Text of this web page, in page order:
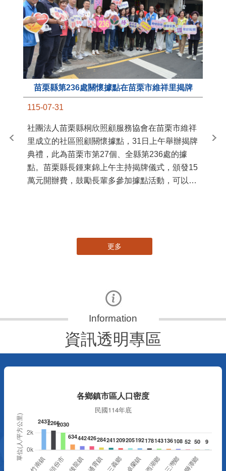
苗栗縣第236處關懷據點在苗栗市維祥里揭牌
115-07-31
社團法人苗栗縣桐欣照顧服務協會在苗栗市維祥
里成立的社區照顧關懷據點，31日上午舉辦揭牌
典禮，此為苗栗市第27個、全縣第236處的據
點。苗栗縣長鍾東錦上午主持揭牌儀式，頒發15
萬元開辦費，鼓勵長輩多參加據點活動，可以更
苗
更多
資訊透明專區